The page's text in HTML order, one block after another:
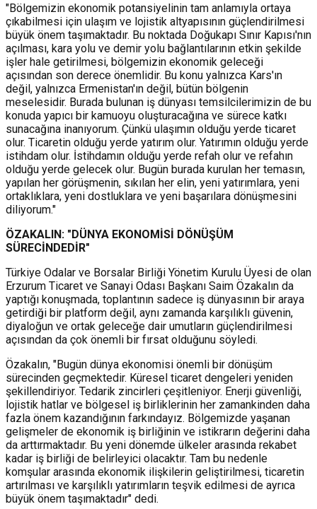
"Bölgemizin ekonomik potansiyelinin tam anlamıyla ortaya
çıkabilmesi için ulaşım ve lojistik altyapısının güçlendirilmesi
büyük önem taşımaktadır. Bu noktada Doğukapı Sınır Kapısı'nın
açılması, kara yolu ve demir yolu bağlantılarının etkin şekilde
işler hale getirilmesi, bölgemizin ekonomik geleceği
açısından son derece önemlidir. Bu konu yalnızca Kars'ın
değil, yalnızca Ermenistan'ın değil, bütün bölgenin
meselesidir. Burada bulunan iş dünyası temsilcilerimizin de bu
konuda yapıcı bir kamuoyu oluşturacağına ve sürece katkı
sunacağına inanıyorum. Çünkü ulaşımın olduğu yerde ticaret
olur. Ticaretin olduğu yerde yatırım olur. Yatırımın olduğu yerde
istihdam olur. İstihdamın olduğu yerde refah olur ve refahın
olduğu yerde gelecek olur. Bugün burada kurulan her temasın,
yapılan her görüşmenin, sıkılan her elin, yeni yatırımlara, yeni
ortaklıklara, yeni dostluklara ve yeni başarılara dönüşmesini
diliyorum."
ÖZAKALIN: "DÜNYA EKONOMİSİ DÖNÜŞÜM
SÜRECİNDEDİR"
Türkiye Odalar ve Borsalar Birliği Yönetim Kurulu Üyesi de olan
Erzurum Ticaret ve Sanayi Odası Başkanı Saim Özakalın da
yaptığı konuşmada, toplantının sadece iş dünyasının bir araya
getirdiği bir platform değil, aynı zamanda karşılıklı güvenin,
diyaloğun ve ortak geleceğe dair umutların güçlendirilmesi
açısından da çok önemli bir fırsat olduğunu söyledi.
Özakalın, "Bugün dünya ekonomisi önemli bir dönüşüm
sürecinden geçmektedir. Küresel ticaret dengeleri yeniden
şekillendiriyor. Tedarik zincirleri çeşitleniyor. Enerji güvenliği,
lojistik hatlar ve bölgesel iş birliklerinin her zamankinden daha
fazla önem kazandığının farkındayız. Bölgemizde yaşanan
gelişmeler de ekonomik iş birliğinin ve istikrarın değerini daha
da arttırmaktadır. Bu yeni dönemde ülkeler arasında rekabet
kadar iş birliği de belirleyici olacaktır. Tam bu nedenle
komşular arasında ekonomik ilişkilerin geliştirilmesi, ticaretin
artırılması ve karşılıklı yatırımların teşvik edilmesi de ayrıca
büyük önem taşımaktadır" dedi.